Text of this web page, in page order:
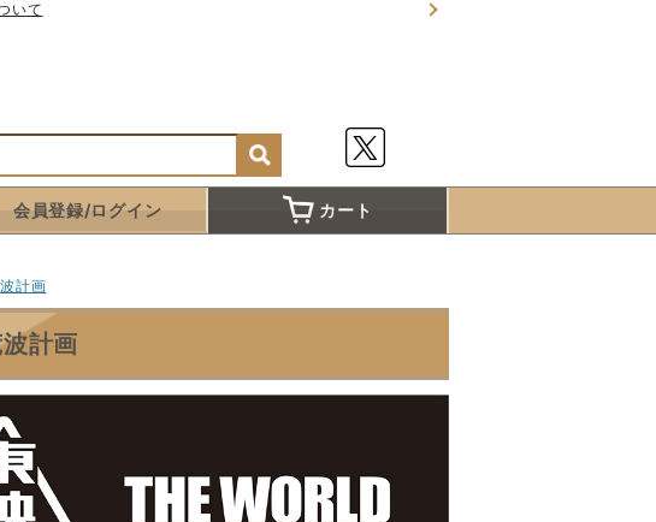
いて
会員登録/ログイン カート
計画
計画